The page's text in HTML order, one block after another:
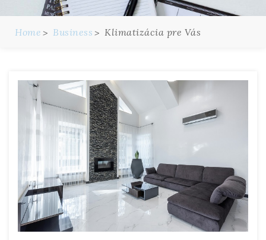
Home Business Klimatizácia pre Vás